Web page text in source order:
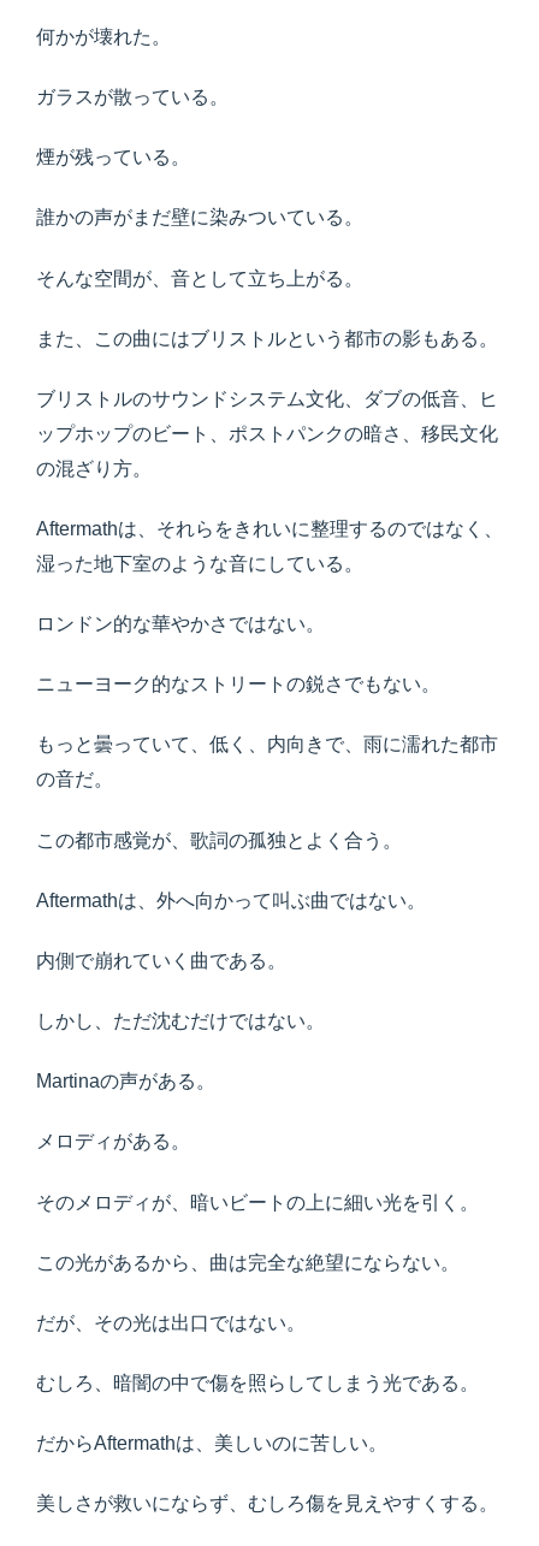
何かが壊れた。
ガラスが散っている。
煙が残っている。
誰かの声がまだ壁に染みついている。
そんな空間が、音として立ち上がる。
また、この曲にはブリストルという都市の影もある。
ブリストルのサウンドシステム文化、ダブの低音、ヒ
ップホップのビート、ポストパンクの暗さ、移民文化
の混ざり方。
Aftermathは、それらをきれいに整理するのではなく、
湿った地下室のような音にしている。
ロンドン的な華やかさではない。
ニューヨーク的なストリートの鋭さでもない。
もっと曇っていて、低く、内向きで、雨に濡れた都市
の音だ。
この都市感覚が、歌詞の孤独とよく合う。
Aftermathは、外へ向かって叫ぶ曲ではない。
内側で崩れていく曲である。
しかし、ただ沈むだけではない。
Martinaの声がある。
メロディがある。
そのメロディが、暗いビートの上に細い光を引く。
この光があるから、曲は完全な絶望にならない。
だが、その光は出口ではない。
むしろ、暗闇の中で傷を照らしてしまう光である。
だからAftermathは、美しいのに苦しい。
美しさが救いにならず、むしろ傷を見えやすくする。